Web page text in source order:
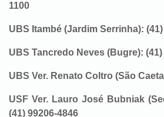
1100
UBS Itambé (Jardim Serrinha):
UBS Tancredo Neves (Bugre): (41)
UBS Ver. Renato Coltro (São
USF Ver. Lauro José Bubniak
(41) 99206-4846